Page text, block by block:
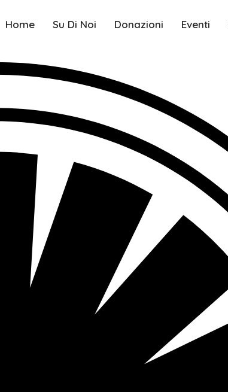
Home Su Di Noi Donazioni Eventi